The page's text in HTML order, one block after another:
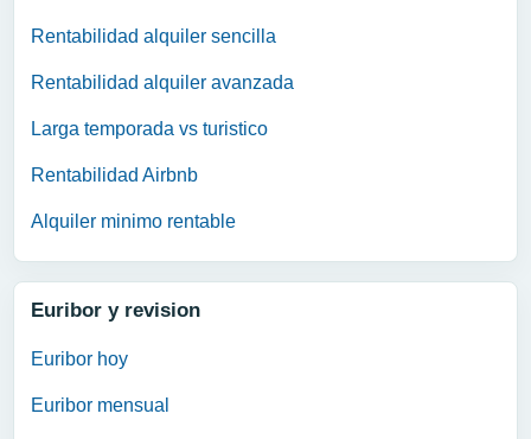
Rentabilidad alquiler sencilla
Rentabilidad alquiler avanzada
Larga temporada vs turistico
Rentabilidad Airbnb
Alquiler minimo rentable
Euribor y revision
Euribor hoy
Euribor mensual